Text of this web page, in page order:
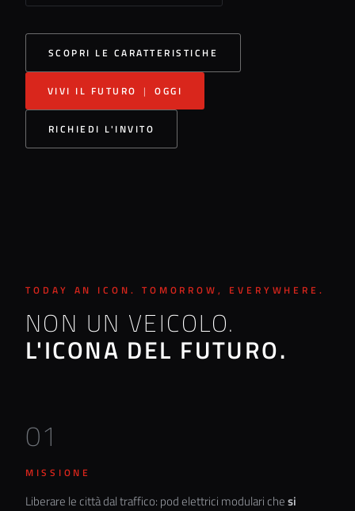
SCOPRI LE CARATTERISTICHE
VIVI IL FUTURO | OGGI
RICHIEDI L'INVITO
TODAY AN ICON. TOMORROW, EVERYWHERE.
NON UN VEICOLO.
L'ICONA DEL FUTURO.
01
MISSIONE
Liberare le città dal traffico: pod elettrici modulari chesi